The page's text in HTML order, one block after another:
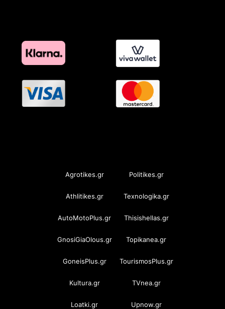
Agrotikes.gr Politikes.gr
Athlitikes.gr Texnologika.gr
AutoMotoPlus.gr Thisishellas.gr
GnosiGiaOlous.gr Topikanea.gr
GoneisPlus.gr TourismosPlus.gr
Kultura.gr TVnea.gr
Loatki.gr Upnow.gr